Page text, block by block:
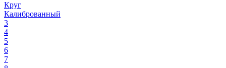
Круг
Калиброванный
3
4
5
6
7